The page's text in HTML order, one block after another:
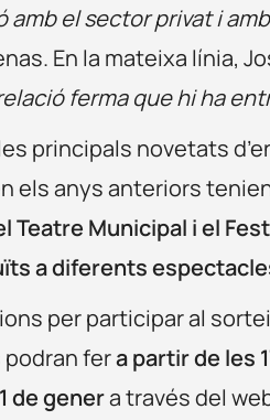
amb el sector privat i
En la mateixa línia,
ferma que hi ha
principals novetats
els anys anteriors
Teatre Municipal i el
a diferents
per participar al
fera partir de les
de genera través del